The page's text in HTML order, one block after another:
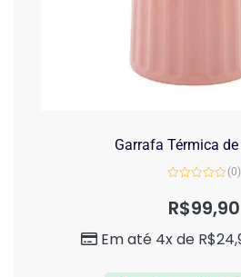
Garrafa Térmica
de
(0)
R$99,90
Em até 4x de R$